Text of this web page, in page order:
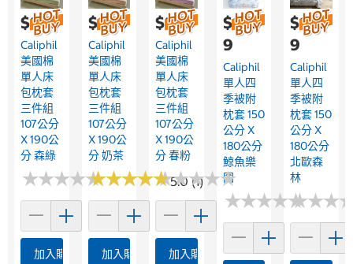
$999
Caliphil
美國棉
單人床
包枕套
三件組
107公分
X 190公
分 森綠
★★★★★
★★★★★
加入購物車
$999
Caliphil
美國棉
單人床
包枕套
三件組
107公分
X 190公
分 奶茶
★★★★★
★★★★★5.0 (1)
加入購物車
$999
Caliphil
美國棉
單人床
包枕套
三件組
107公分
X 190公
分 春粉
★★★★★
★★★★★
加入購物車
$1,29
9
Caliphil
單人四
季被附
枕套 150
公分 X
180公分
鯨魚樂
園
★★★★★
★★★★★
$1,29
9
Caliphil
單人四
季被附
枕套 150
公分 X
180公分
北歐森
林
★★★
★★★